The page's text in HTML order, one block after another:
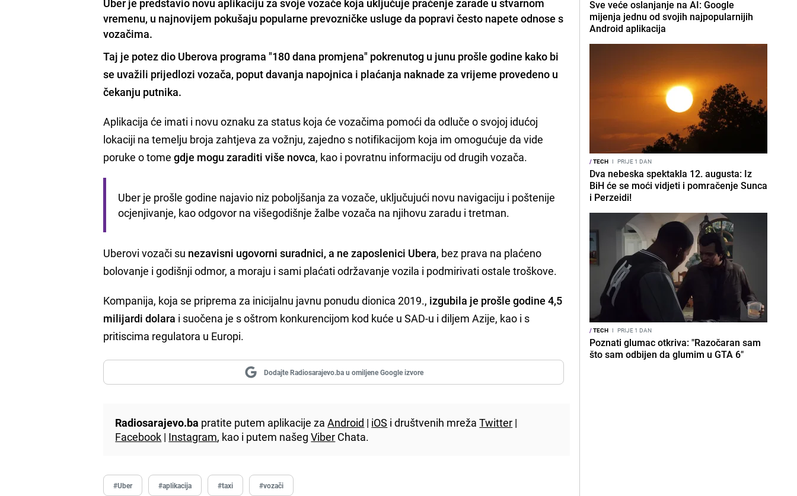
vremenu, u najnovijem pokušaju popularne prevozničke usluge da popravi često napete odnose s
vozačima.
Taj je potez dio Uberova programa "180 dana promjena" pokrenutog u junu prošle godine kako bi
se uvažili prijedlozi vozača, poputdavanja napojnica i plaćanja naknade za vrijeme provedeno u
čekanju putnika.
Aplikacija će imati i novu oznaku za status koja će vozačima pomoći da odluče o svojoj idućoj
lokaciji na temelju broja zahtjeva za vožnju, zajedno s notifikacijom koja im omogućuje da vide
poruke o tomegdje mogu zaraditi više novca, kao i povratnu informaciju od drugih vozača.
Uber je prošle godine najavio niz poboljšanja za vozače, uključujući novu navigaciju i poštenije
ocjenjivanje, kao odgovor na višegodišnje žalbe vozača na njihovu zaradu i tretman.
Uberovi vozači su nezavisni ugovorni suradnici, a ne zaposlenici Ubera, bez prava na plaćeno
bolovanje i godišnji odmor, a moraju i sami plaćati održavanje vozila i podmirivati ostale troškove.
Kompanija, koja se priprema za inicijalnu javnu ponudu dionica 2019., izgubila je prošle godine 4,5
milijardi dolara i suočena je s oštrom konkurencijom kod kuće u SAD-u i diljem Azije, kao i s
pritiscima regulatora u Europi.
Dodajte Radiosarajevo.ba u omiljene Google izvore
Radiosarajevo.ba pratite putem aplikacije zaAndroid | iOS i društvenih mrežaTwitter |
Facebook | Instagram, kao i putem našegViber Chata.
#Uber #aplikacija #taxi #vozači
Sve veće oslanjanje na AI: Google
mijenja jednu od svojih najpopularnijih
Android aplikacija
/TECH I PRIJE 1 DAN
Dva nebeska spektakla 12. augusta: Iz
BiH će se moći vidjeti i pomračenje Sunca
i Perzeidi!
/TECH I PRIJE 1 DAN
Poznati glumac otkriva: "Razočaran sam
što sam odbijen da glumim u GTA 6"